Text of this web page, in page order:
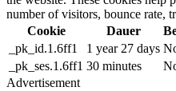
number of visitors, bounce rate,
Cookie
Dauer
_pk_id.1.6ff1
1 year 27 days
_pk_ses.1.6ff1 30 minutes
Advertisement